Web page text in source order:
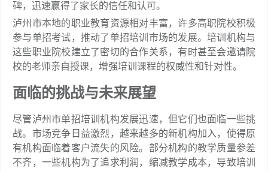
碑，迅速赢得了家长的信任和认可。
泸州市本地的职业教育资源相对丰富，许多高职院校积极
参与单招考试，推动了单招培训市场的发展。培训机构与
这些职业院校建立了密切的合作关系，有时甚至会邀请院
校的老师亲自授课，增强培训课程的权威性和针对性。
面临的挑战与未来展望
尽管泸州市单招培训机构发展迅速，但它们也面临一些挑
战。市场竞争日益激烈，越来越多的新机构加入，使得原
有机构面临着客户流失的风险。部分机构的教学质量参差
不齐，一些机构为了追求利润，缩减教学成本，导致培训